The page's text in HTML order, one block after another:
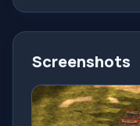
Screenshots